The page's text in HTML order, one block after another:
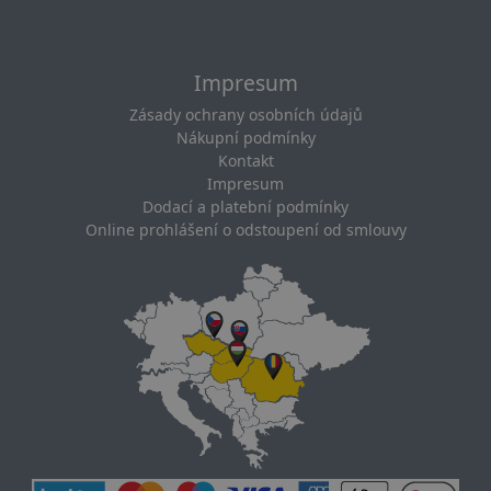
Impresum
Zásady ochrany osobních údajů
Nákupní podmínky
Kontakt
Impresum
Dodací a platební podmínky
Online prohlášení o odstoupení od smlouvy